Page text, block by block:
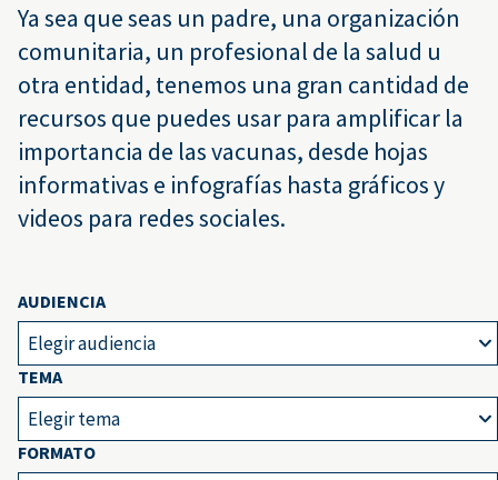
Ya sea que seas un padre, una organización
comunitaria, un profesional de la salud u
otra entidad, tenemos una gran cantidad de
recursos que puedes usar para amplificar la
importancia de las vacunas, desde hojas
informativas e infografías hasta gráficos y
videos para redes sociales.
AUDIENCIA
Elegir audiencia
TEMA
Elegir tema
FORMATO